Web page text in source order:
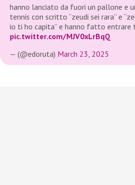
hanno lanciato da fuori un pallone e
tennis con scritto “zeudi sei rara” e
io ti ho capita” e hanno fatto
pic.twitter.com/MJV0xLrBqQ
— (@edoruta) March 23, 2025